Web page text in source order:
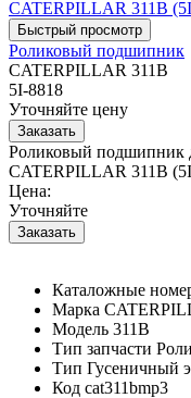
Роликовый подшипник
CATERPILLAR 311B
5I-8818
Уточняйте цену
Роликовый подшипник
CATERPILLAR 311B
Цена:
Уточняйте
Каталожные
Марка
Модель 311B
Тип запчасти
Тип Гусеничный
Код cat311bmp3